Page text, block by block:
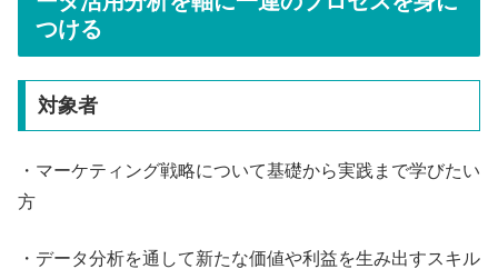
つける
対象者
・マーケティング戦略について基礎から実践まで学びたい
方
・データ分析を通して新たな価値や利益を生み出すスキル